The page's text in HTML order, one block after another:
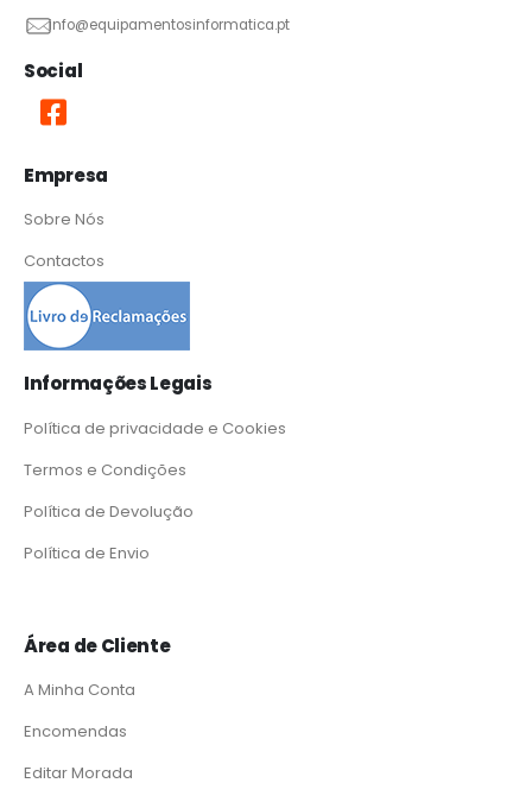
info@equipamentosinformatica.pt
Social
Empresa
Sobre Nós
Contactos
Informações Legais
Política de privacidade e Cookies
Termos e Condições
Política de Devolução
Política de Envio
Área de Cliente
A Minha Conta
Encomendas
Editar Morada